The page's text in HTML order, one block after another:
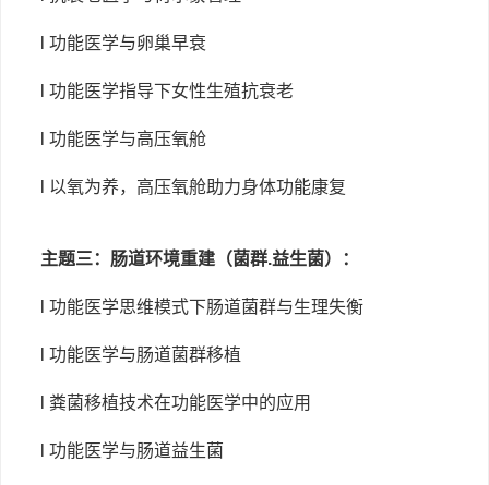
l 功能医学与卵巢早衰
l 功能医学指导下女性生殖抗衰老
l 功能医学与高压氧舱
l 以氧为养，高压氧舱助力身体功能康复
主题三：肠道环境重建（菌群.益生菌）：
l 功能医学思维模式下肠道菌群与生理失衡
l 功能医学与肠道菌群移植
l 粪菌移植技术在功能医学中的应用
l 功能医学与肠道益生菌